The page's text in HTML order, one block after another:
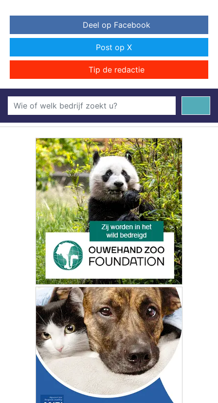
Deel op Facebook
Post op X
Tip de redactie